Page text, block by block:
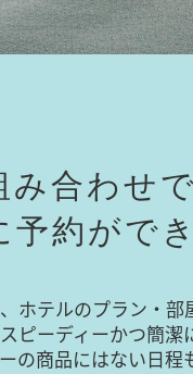
み合わせで
予約がで
ホテルのプラン・部
ピーディーかつ簡潔
の商品にはない日程